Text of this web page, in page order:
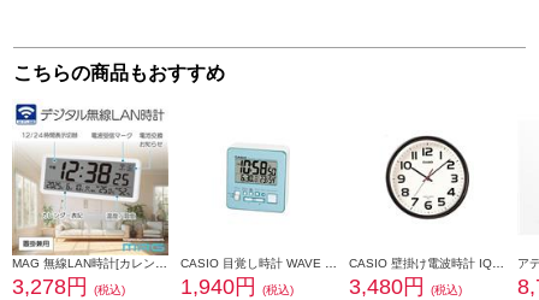
こちらの商品もおすすめ
3,278円 (税込) 1,940円 (税込) 3,480円 (税込)